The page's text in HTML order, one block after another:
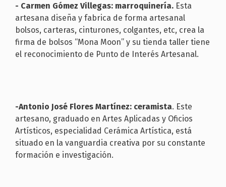
- Carmen Gómez Villegas: marroquinería. Esta
artesana diseña y fabrica de forma artesanal
bolsos, carteras, cinturones, colgantes, etc, crea la
firma de bolsos “Mona Moon” y su tienda taller tiene
el reconocimiento de Punto de Interés Artesanal.
-Antonio José Flores Martínez: ceramista. Este
artesano, graduado en Artes Aplicadas y Oficios
Artísticos, especialidad Cerámica Artística, está
situado en la vanguardia creativa por su constante
formación e investigación.